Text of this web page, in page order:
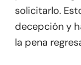
solicitarlo.
decepción y
la pena